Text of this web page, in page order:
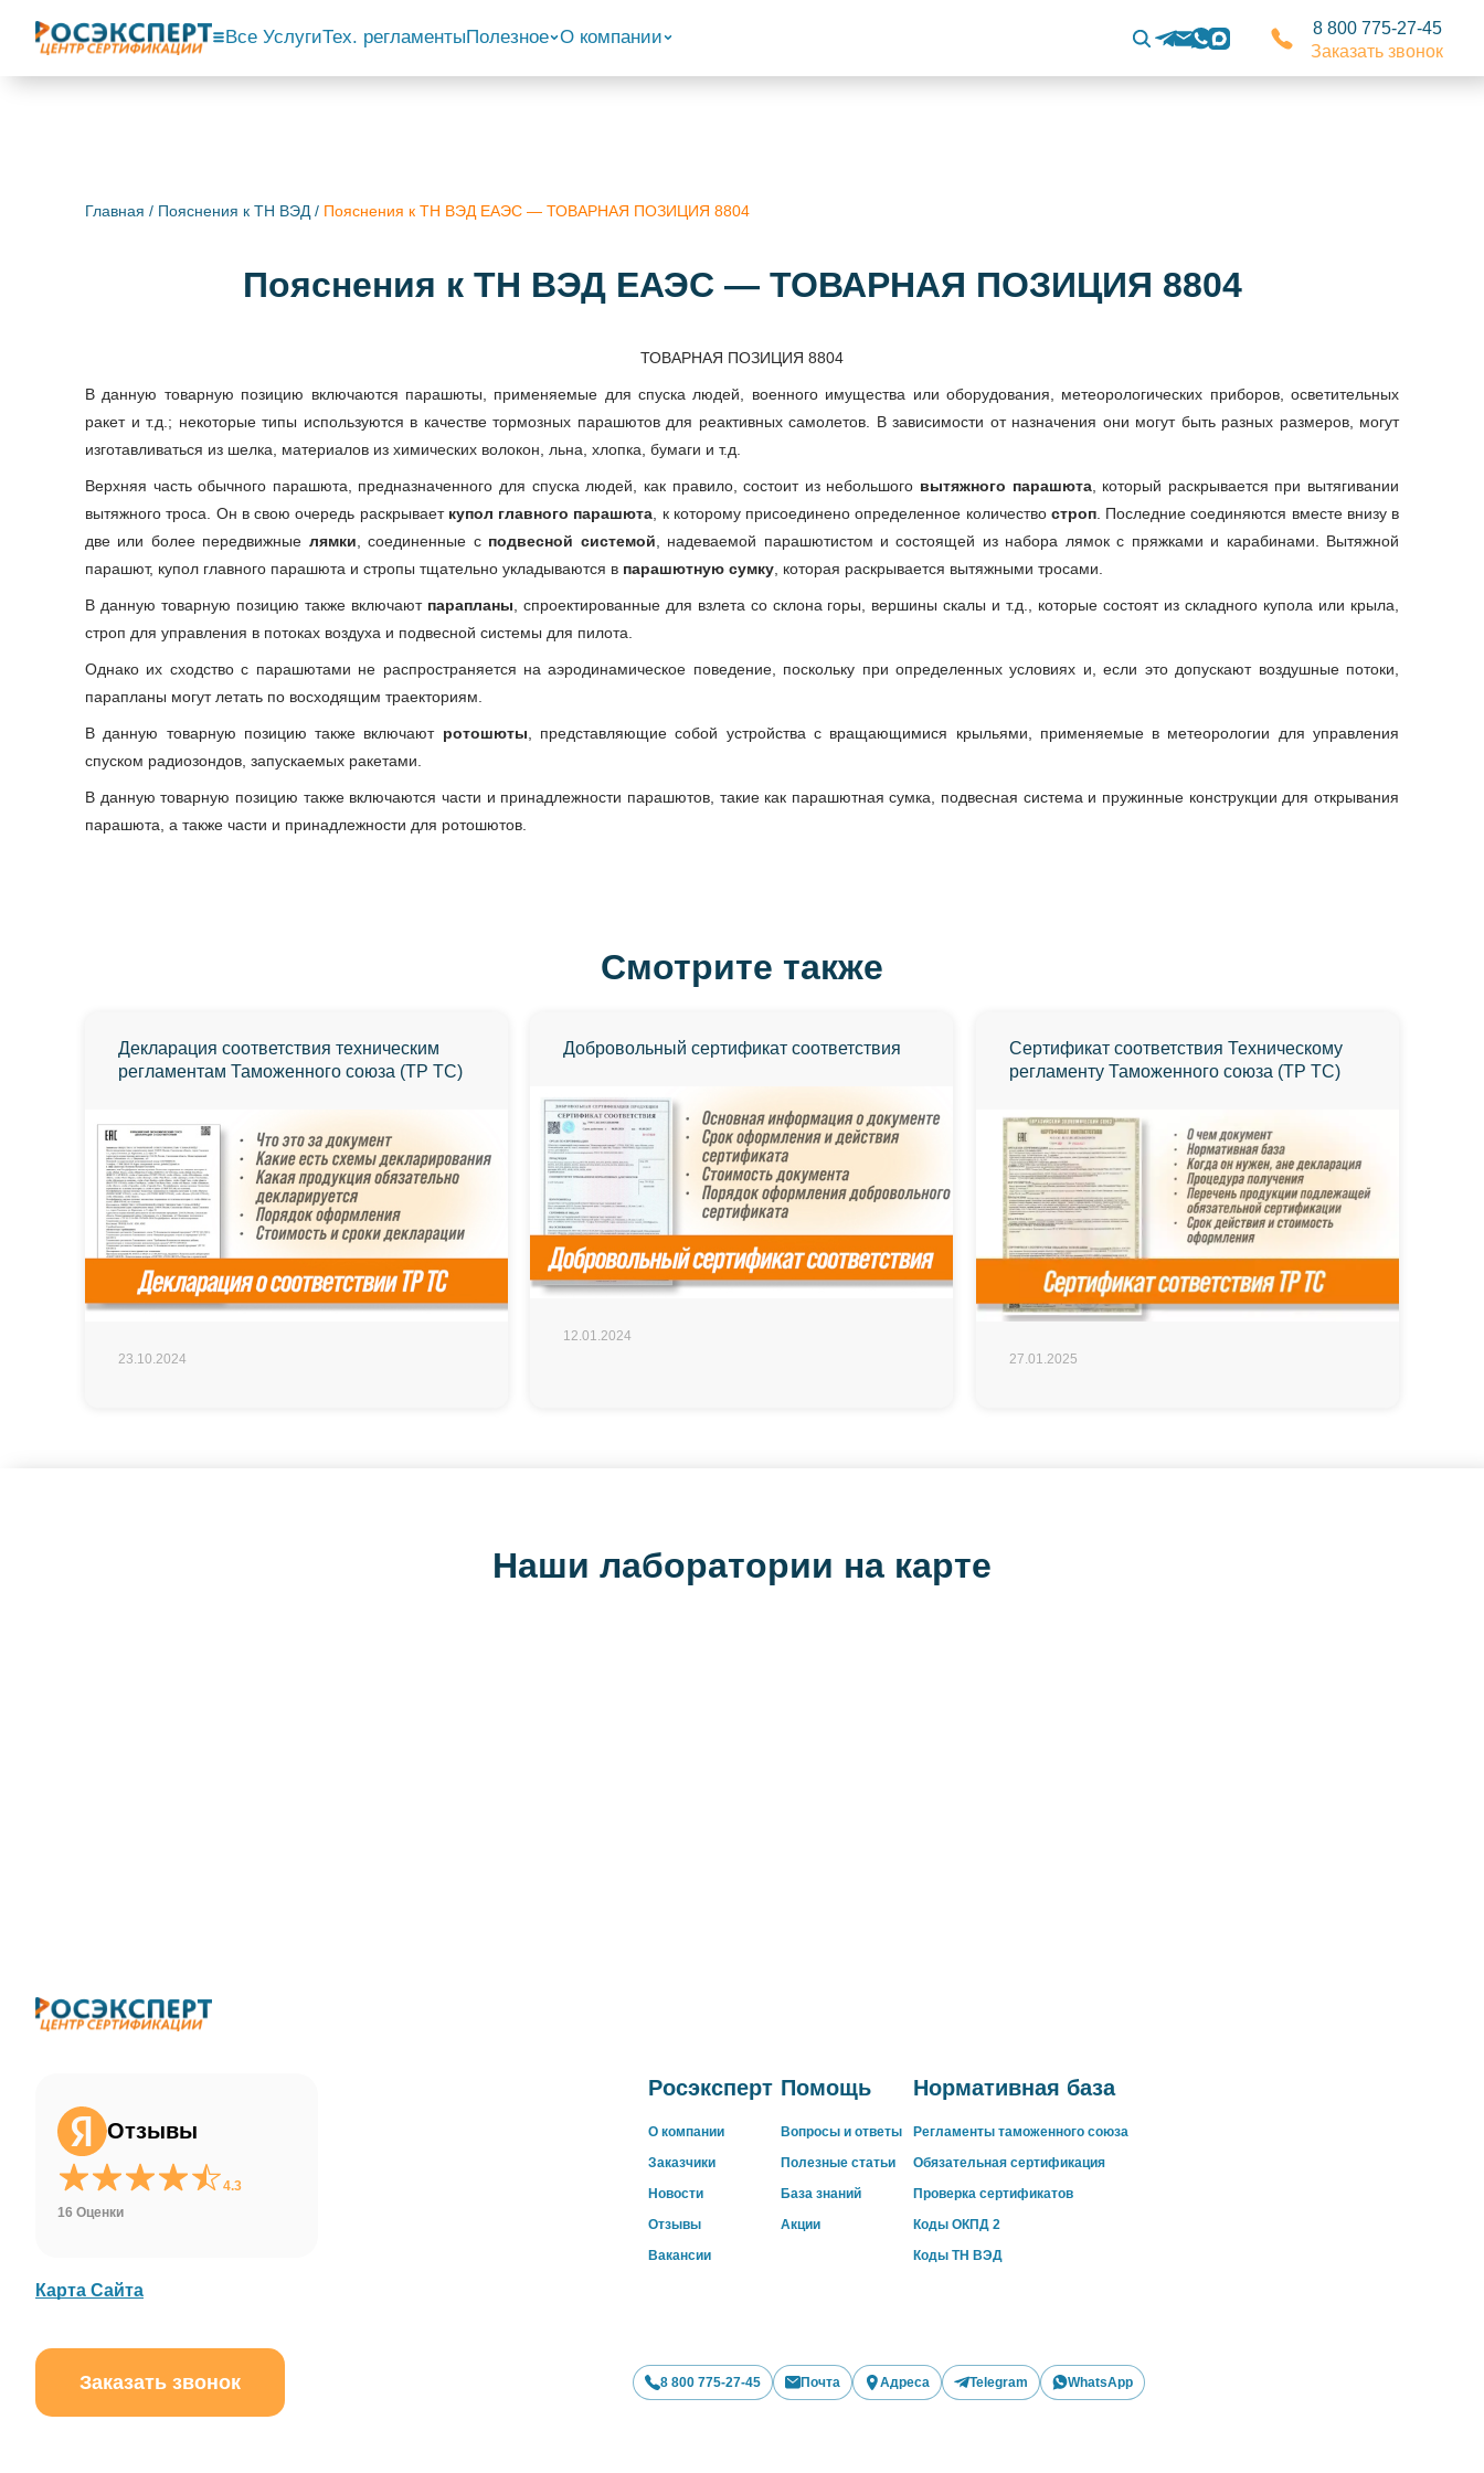
Все УслугиТех. регламенты Полезное О компании
8 800 775-27-45
Заказать звонок
Главная / Пояснения к ТН ВЭД / Пояснения к ТН ВЭД ЕАЭС — ТОВАРНАЯ ПОЗИЦИЯ 8804
Пояснения к ТН ВЭД ЕАЭС — ТОВАРНАЯ ПОЗИЦИЯ 8804
ТОВАРНАЯ ПОЗИЦИЯ 8804
В данную товарную позицию включаются парашюты, применяемые для спуска людей, военного имущества или оборудования, метеорологических приборов, осветительных
ракет и т.д.; некоторые типы используются в качестве тормозных парашютов для реактивных самолетов. В зависимости от назначения они могут быть разных размеров, могут
изготавливаться из шелка, материалов из химических волокон, льна, хлопка, бумаги и т.д.
Верхняя часть обычного парашюта, предназначенного для спуска людей, как правило, состоит из небольшого вытяжного парашюта, который раскрывается при вытягивании
вытяжного троса. Он в свою очередь раскрывает купол главного парашюта , к которому присоединено определенное количество строп. Последние соединяются вместе внизу в
две или более передвижные лямки , соединенные с подвесной системой , надеваемой парашютистом и состоящей из набора лямок с пряжками и карабинами. Вытяжной
парашют, купол главного парашюта и стропы тщательно укладываются в парашютную сумку , которая раскрывается вытяжными тросами.
В данную товарную позицию также включают парапланы , спроектированные для взлета со склона горы, вершины скалы и т.д., которые состоят из складного купола или крыла,
строп для управления в потоках воздуха и подвесной системы для пилота.
Однако их сходство с парашютами не распространяется на аэродинамическое поведение, поскольку при определенных условиях и, если это допускают воздушные потоки,
парапланы могут летать по восходящим траекториям.
В данную товарную позицию также включают ротошюты , представляющие собой устройства с вращающимися крыльями, применяемые в метеорологии для управления
спуском радиозондов, запускаемых ракетами.
В данную товарную позицию также включаются части и принадлежности парашютов, такие как парашютная сумка, подвесная система и пружинные конструкции для открывания
парашюта, а также части и принадлежности для ротошютов.
Смотрите также
Декларация соответствия техническим
регламентам Таможенного союза (ТР ТС)
23.10.2024
Добровольный сертификат соответствия
12.01.2024
Сертификат соответствия Техническому
регламенту Таможенного союза (ТР ТС)
27.01.2025
Наши лаборатории на карте
Отзывы
4.3
16 Оценки
Росэксперт
О компании
Заказчики
Новости
Отзывы
Вакансии
Помощь
Вопросы и ответы
Полезные статьи
База знаний
Акции
Нормативная база
Регламенты таможенного союза
Обязательная сертификация
Проверка сертификатов
Коды ОКПД 2
Коды ТН ВЭД
Карта Сайта
Заказать звонок 8 800 775-27-45 Почта Адреса Telegram WhatsApp